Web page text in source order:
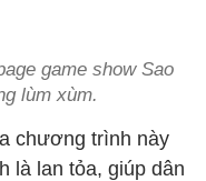
game show Sao
lùm xùm.
chương trình này
là lan tỏa, giúp dân